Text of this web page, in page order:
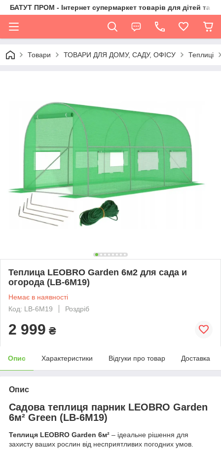
БАТУТ ПРОМ - Інтернет супермаркет товарів для дітей та їх
Товари ТОВАРИ ДЛЯ ДОМУ, САДУ, ОФІСУ Теплиці
Теплица LEOBRO Garden 6м2 для сада и
огорода (LB-6M19)
Немає в наявності
Код: LB-6M19
Роздріб
2 999 ₴
Опис Характеристики Відгуки про товар Доставка
Опис
Садова теплиця парник LEOBRO Garden
6м² Green (LB-6M19)
Теплиця LEOBRO Garden 6м² – ідеальне рішення для
захисту ваших рослин від несприятливих погодних умов.